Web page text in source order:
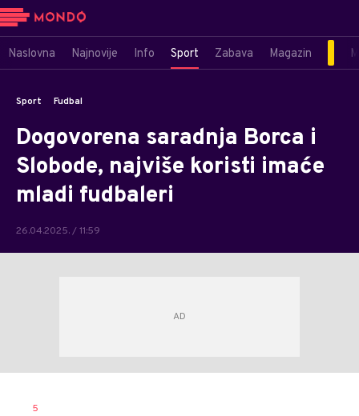
Naslovna Najnovije Info Sport Zabava Magazin
Sport Fudbal
Dogovorena saradnja Borca i
Slobode, najviše koristi imaće
mladi fudbaleri
26.04.2025. / 11:59
AUTOR
5